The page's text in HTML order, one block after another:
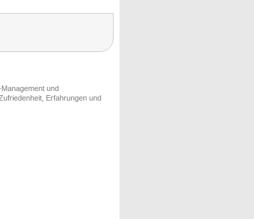
und
Erfahrungen und